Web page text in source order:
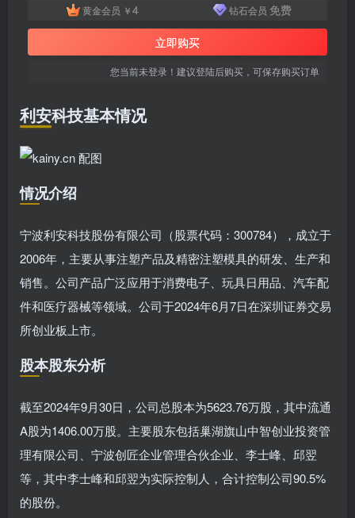
黄金会员 ￥4 钻石会员 免费
立即购买
您当前未登录！建议登陆后购买，可保存购买订单
利安科技基本情况
情况介绍
宁波利安科技股份有限公司（股票代码：300784），成立于
2006年，主要从事注塑产品及精密注塑模具的研发、生产和
销售。公司产品广泛应用于消费电子、玩具日用品、汽车配
件和医疗器械等领域。公司于2024年6月7日在深圳证券交易
所创业板上市。
股本股东分析
截至2024年9月30日，公司总股本为5623.76万股，其中流通
A股为1406.00万股。主要股东包括巢湖旗山中智创业投资管
理有限公司、宁波创匠企业管理合伙企业、李士峰、邱翌
等，其中李士峰和邱翌为实际控制人，合计控制公司90.5%
的股份。